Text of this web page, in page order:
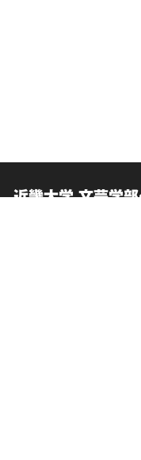
近畿大学 文芸学部